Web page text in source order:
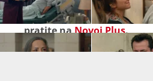
ponedjeljka do petka na
pratite naNovoj Plus.